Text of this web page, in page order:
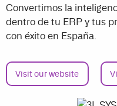
Convertimos la
dentro de tu ERP y tus
con éxito en España.
Visit our website